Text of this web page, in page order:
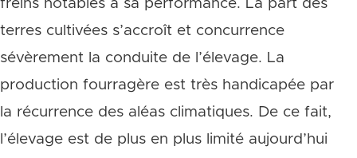
freins notables à sa performance. La part des
terres cultivées s’accroît et concurrence
sévèrement la conduite de l’élevage. La
production fourragère est très handicapée par
la récurrence des aléas climatiques. De ce fait,
l’élevage est de plus en plus limité aujourd’hui